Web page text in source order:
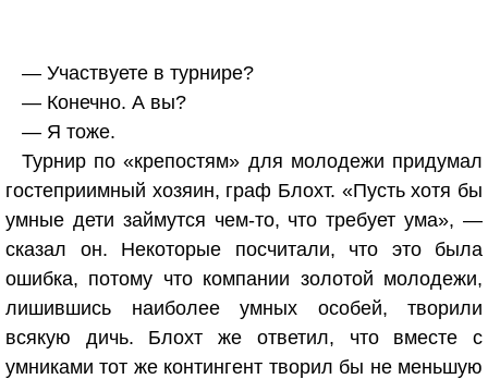
— Участвуете в турнире?
— Конечно. А вы?
— Я тоже.
Турнир по «крепостям» для молодежи придумал
гостеприимный хозяин, граф Блохт. «Пусть хотя бы
умные дети займутся чем-то, что требует ума», —
сказал он. Некоторые посчитали, что это была
ошибка, потому что компании золотой молодежи,
лишившись наиболее умных особей, творили
всякую дичь. Блохт же ответил, что вместе с
умниками тот же контингент творил бы не меньшую